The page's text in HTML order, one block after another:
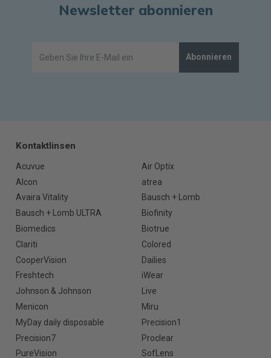
Newsletter abonnieren
Abonnieren
Kontaktlinsen
Acuvue
Air Optix
Alcon
atrea
Avaira Vitality
Bausch + Lomb
Bausch + Lomb ULTRA
Biofinity
Biomedics
Biotrue
Clariti
Colored
CooperVision
Dailies
Freshtech
iWear
Johnson & Johnson
Live
Menicon
Miru
MyDay daily disposable
Precision1
Precision7
Proclear
PureVision
SofLens